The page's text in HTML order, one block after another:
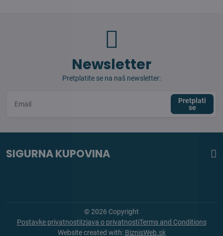
Newsletter
Pretplatite se na naš newsletter:
Pretplati
se
SIGURNA KUPOVINA
©2026 Copyright
Postavke privatnostiIzjava o privatnostiTerms and Conditions
Website created with: BiznisWeb.sk